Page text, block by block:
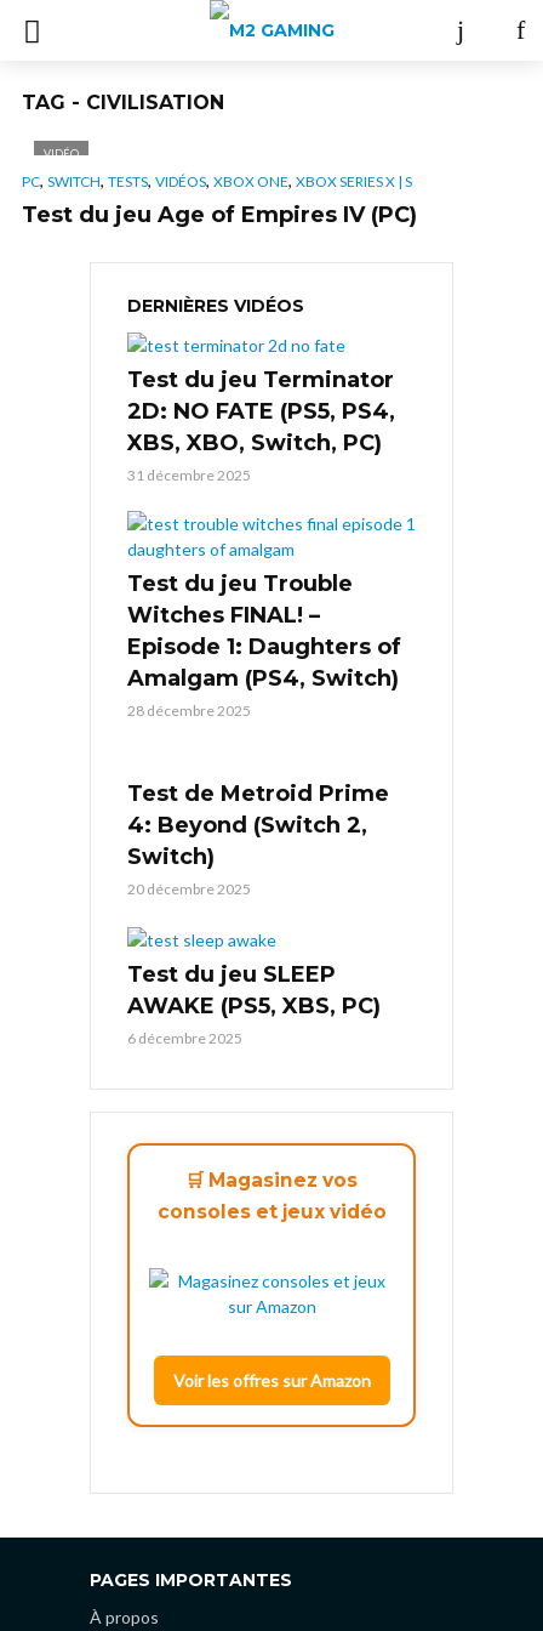
TAG - CIVILISATION
VIDÉO
PC, SWITCH, TESTS, VIDÉOS, XBOX ONE, XBOX SERIES X | S
Test du jeu Age of Empires IV (PC)
DERNIÈRES VIDÉOS
Test du jeu Terminator
2D: NO FATE (PS5, PS4,
XBS, XBO, Switch, PC)
31 décembre 2025
Test du jeu Trouble
Witches FINAL! –
Episode 1: Daughters of
Amalgam (PS4, Switch)
28 décembre 2025
Test de Metroid Prime
4: Beyond (Switch 2,
Switch)
20 décembre 2025
Test du jeu SLEEP
AWAKE (PS5, XBS, PC)
6 décembre 2025
🛒 Magasinez vos
consoles et jeux vidéo
Voir les offres sur Amazon
PAGES IMPORTANTES
À propos